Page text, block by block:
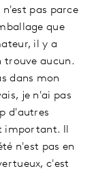
n'est pas parce
que
il y a
trouve aucun.
dans mon
je n'ai pas
d'autres
important. Il
n'est pas en
c'est